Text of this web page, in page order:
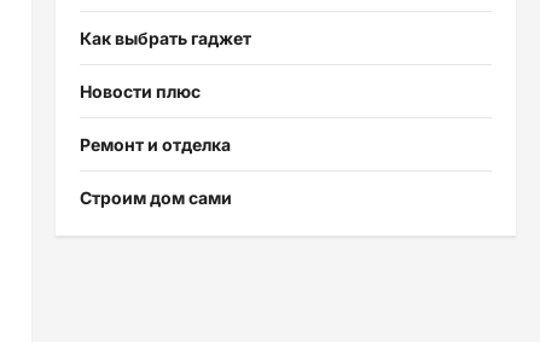
Как выбрать гаджет
Новости плюс
Ремонт и отделка
Строим дом сами